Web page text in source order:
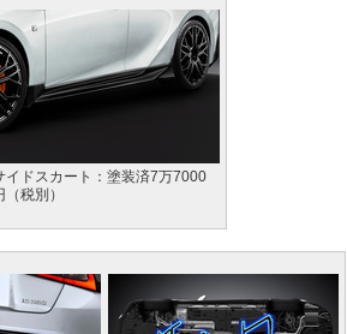
イドスカート：塗装済7万7000
（税別）